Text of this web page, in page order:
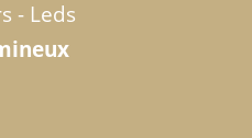
- Leds